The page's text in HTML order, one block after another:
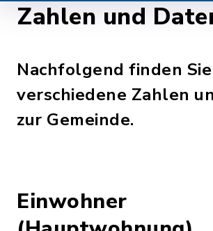
Zahlen und
Nachfolgend finden Sie
verschiedene Zahlen
zur Gemeinde.
Einwohner